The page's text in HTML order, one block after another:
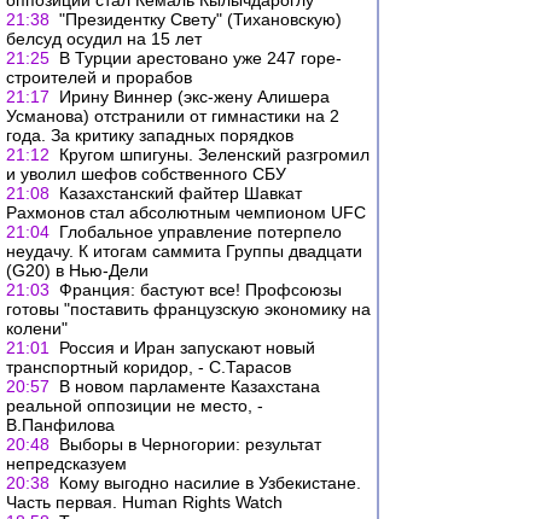
21:38 "Президентку Свету" (Тихановскую)
белсуд осудил на 15 лет
21:25 В Турции арестовано уже 247 горе-
строителей и прорабов
21:17
Ирину Виннер (экс-жену Алишера
Усманова) отстранили от гимнастики на 2
года. За критику западных порядков
21:12
Кругом шпигуны. Зеленский разгромил
и уволил шефов собственного СБУ
21:08 Казахстанский файтер Шавкат
Рахмонов стал абсолютным чемпионом UFC
21:04 Глобальное управление потерпело
неудачу. К итогам саммита Группы двадцати
(G20) в Нью-Дели
21:03 Франция: бастуют все! Профсоюзы
готовы "поставить французскую экономику на
колени"
21:01
Россия и Иран запускают новый
транспортный коридор, - С.Тарасов
20:57
В новом парламенте Казахстана
реальной оппозиции не место, -
В.Панфилова
20:48 Выборы в Черногории: результат
непредсказуем
20:38 Кому выгодно насилие в Узбекистане.
Часть первая. Human Rights Watch